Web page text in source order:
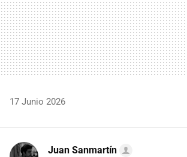
17 Junio 2026
Juan Sanmartín